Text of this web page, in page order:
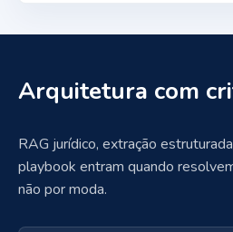
Arquitetura com
RAG jurídico, extração
playbook entram quando
não por moda.